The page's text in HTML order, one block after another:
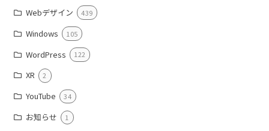
Webデザイン 439
Windows 105
WordPress 122
XR 2
YouTube 34
お知らせ 1